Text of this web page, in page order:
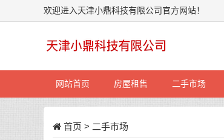
欢迎进入天津小鼎科技有限公司官方网站！
网站首页 房屋租售 二手市场
首页 > 二手市场